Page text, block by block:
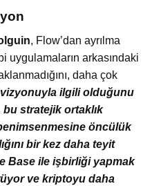
, Flow’dan ayrılma
uygulamaların arkasındaki
daha çok
ilgili olduğunu
bu stratejik ortaklık
öncülük
bir kez daha teyit
Base ile işbirliği yapmak
ve kriptoyu daha